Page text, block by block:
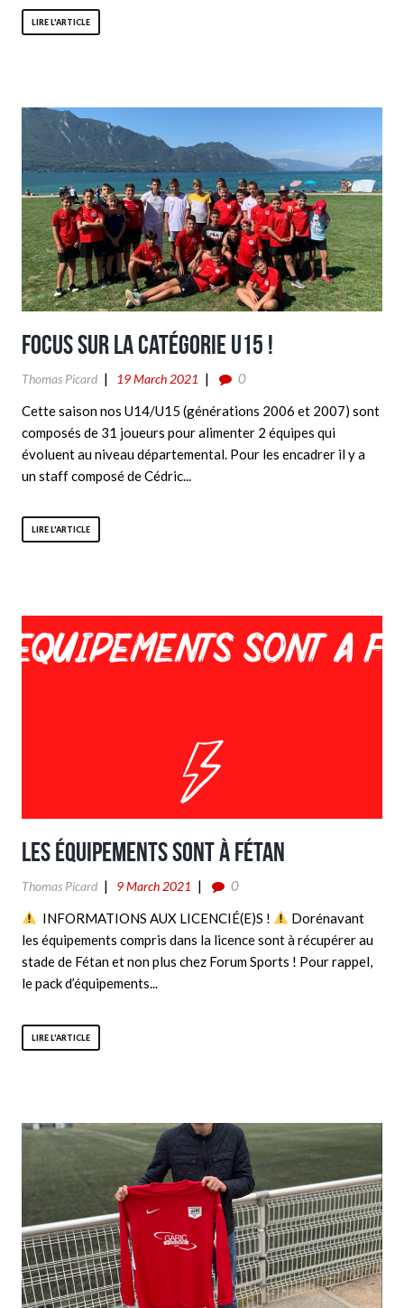
LIRE L'ARTICLE
Focus sur la catégorie U15 !
Thomas Picard 19 March 2021
0
Cette saison nos U14/U15 (générations 2006 et 2007) sont
composés de 31 joueurs pour alimenter 2 équipes qui
évoluent au niveau départemental. Pour les encadrer il y a
un staff composé de Cédric...
LIRE L'ARTICLE
Les équipements sont à Fétan
Thomas Picard 9 March 2021
0
INFORMATIONS AUX LICENCIÉ(E)S !
Dorénavant
les équipements compris dans la licence sont à récupérer au
stade de Fétan et non plus chez Forum Sports ! Pour rappel,
le pack d’équipements...
LIRE L'ARTICLE